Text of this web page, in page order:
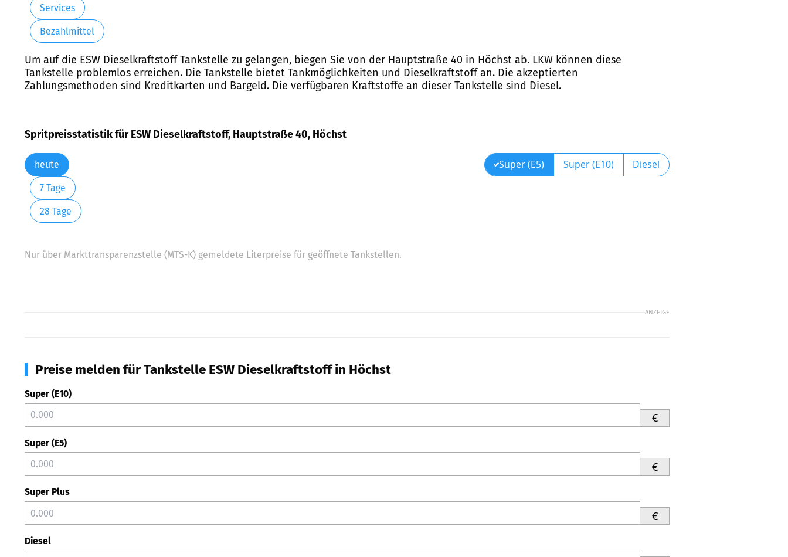
Services
Bezahlmittel
Um auf die ESW Dieselkraftstoff Tankstelle zu gelangen, biegen Sie von der Hauptstraße 40 in Höchst ab. LKW können diese
Tankstelle problemlos erreichen. Die Tankstelle bietet Tankmöglichkeiten und Dieselkraftstoff an. Die akzeptierten
Zahlungsmethoden sind Kreditkarten und Bargeld. Die verfügbaren Kraftstoffe an dieser Tankstelle sind Diesel.
Spritpreisstatistik für ESW Dieselkraftstoff, Hauptstraße 40, Höchst
heute
7 Tage
28 Tage
Super (E5) Super (E10) Diesel
Nur über Markttransparenzstelle (MTS-K) gemeldete Literpreise für geöffnete Tankstellen.
ANZEIGE
Preise melden für Tankstelle ESW Dieselkraftstoff in Höchst
Super (E10)
€
Super (E5)
€
Super Plus
€
Diesel